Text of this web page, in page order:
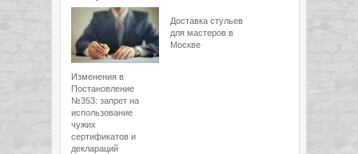
Изменения в
Постановление
№353: запрет на
использование
чужих
сертификатов и
деклараций
Доставка стульев
для мастеров в
Москве